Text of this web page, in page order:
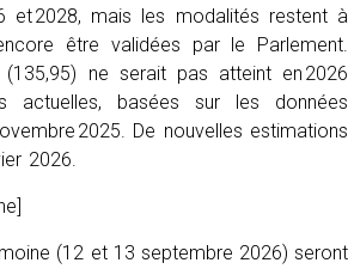
et 2028, mais les modalités restent à
être validées par le Parlement.
(135,95) ne serait pas atteint en 2026
actuelles, basées sur les données
2025. De nouvelles estimations
2026.
(12 et 13 septembre 2026) seront